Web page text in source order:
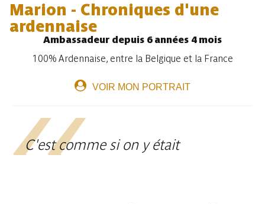
Marion - Chroniques d'une
ardennaise
Ambassadeur depuis 6 années 4 mois
100% Ardennaise, entre la Belgique et la France
VOIR MON PORTRAIT
C'est comme si on y était